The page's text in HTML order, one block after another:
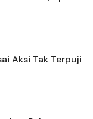
Aksi Tak Terpuji